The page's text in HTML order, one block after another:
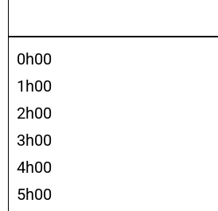
0h00
1h00
2h00
3h00
4h00
5h00